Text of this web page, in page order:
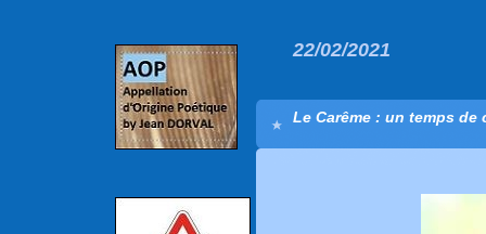
22/02/2021
Le Carême : un temps